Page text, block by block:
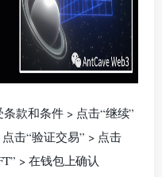
款和条件 > 点击“继续”
击“验证交易” > 点击
> 在钱包上确认